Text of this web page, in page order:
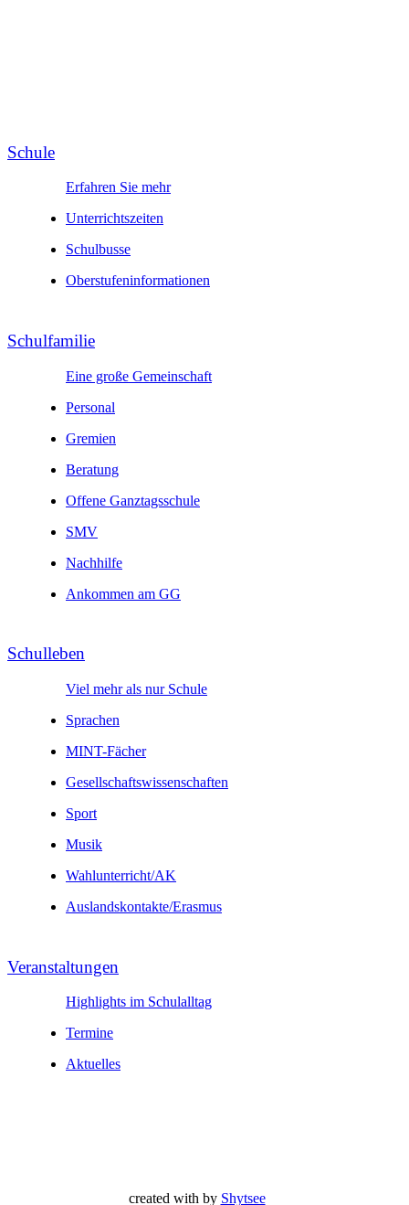
Schule
Erfahren Sie mehr
Unter­richts­zeiten
Schul­busse
Ober­stufen­infor­mationen
Schul­familie
Eine große Gemeinschaft
Personal
Gremien
Beratung
Offene Ganztagsschule
SMV
Nachhilfe
Ankommen am GG
Schul­leben
Viel mehr als nur Schule
Sprachen
MINT-Fächer
Gesell­schafts­wissen­schaften
Sport
Musik
Wahl­unter­richt/AK
Auslands­kontakte/Erasmus
Veranstal­tungen
Highlights im Schulalltag
Termine
Aktuelles
created with by Shytsee